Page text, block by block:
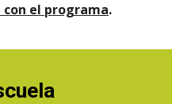
con el programa.